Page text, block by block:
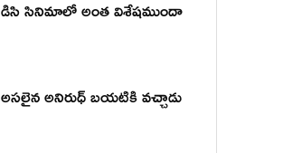
డిసి సినిమాలో అంత విశేషముందా
అసలైన అనిరుధ్ బయటికి వచ్చాడు